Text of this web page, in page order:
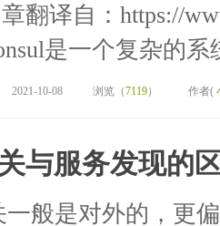
翻译自：https://
是一个复杂的
2021-10-08 浏览（7119） 作者(
与服务发现的
一般是对外的，更